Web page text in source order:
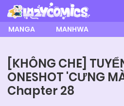
MANGA MANHWA
[KHÔNG CHE]
ONESHOT 'CƯNG
Chapter 28